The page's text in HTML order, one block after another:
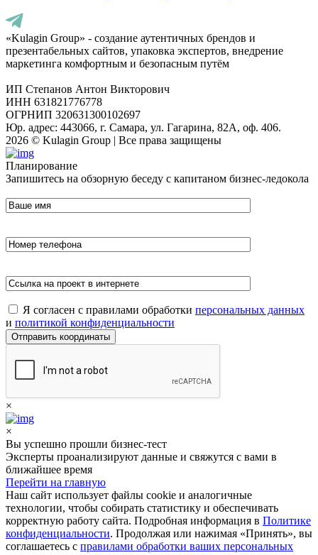
«Kulagin Group» - создание аутентичных брендов и
презентабельных сайтов, упаковка экспертов, внедрение
маркетинга комфортным и безопасным путём
ИП Степанов Антон Викторович
ИНН 631821776778
ОГРНИП 320631300102697
Юр. адрес: 443066, г. Самара, ул. Гагарина, 82А, оф. 406.
2026 © Kulagin Group | Все права защищены
Планирование
Запишитесь на обзорную беседу с капитаном бизнес-ледокола
Я согласен c правилами обработки персональных данных
и политикой конфиденциальности
×
×
Вы успешно прошли бизнес-тест
Эксперты проанализируют данные и свяжутся с вами в
ближайшее время
Перейти на главную
Наш сайт использует файлы cookie и аналогичные
технологии, чтобы собирать статистику и обеспечивать
корректную работу сайта. Подробная информация в Политике
конфиденциальности. Продолжая или нажимая «Принять», вы
соглашаетесь с правилами обработки ваших персональных